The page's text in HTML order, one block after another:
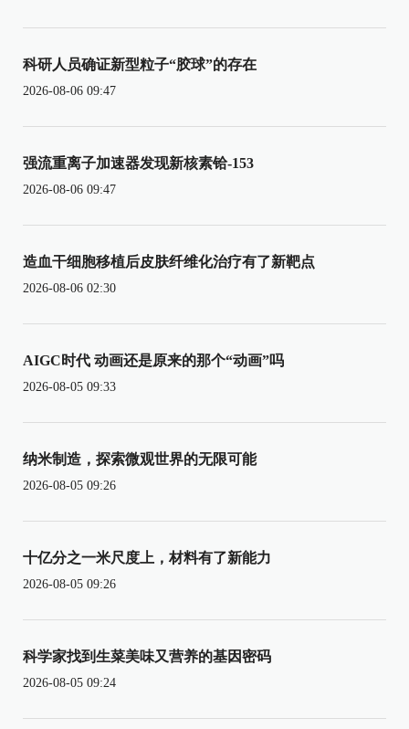
科研人员确证新型粒子“胶球”的存在
2026-08-06 09:47
强流重离子加速器发现新核素铪-153
2026-08-06 09:47
造血干细胞移植后皮肤纤维化治疗有了新靶点
2026-08-06 02:30
AIGC时代 动画还是原来的那个“动画”吗
2026-08-05 09:33
纳米制造，探索微观世界的无限可能
2026-08-05 09:26
十亿分之一米尺度上，材料有了新能力
2026-08-05 09:26
科学家找到生菜美味又营养的基因密码
2026-08-05 09:24